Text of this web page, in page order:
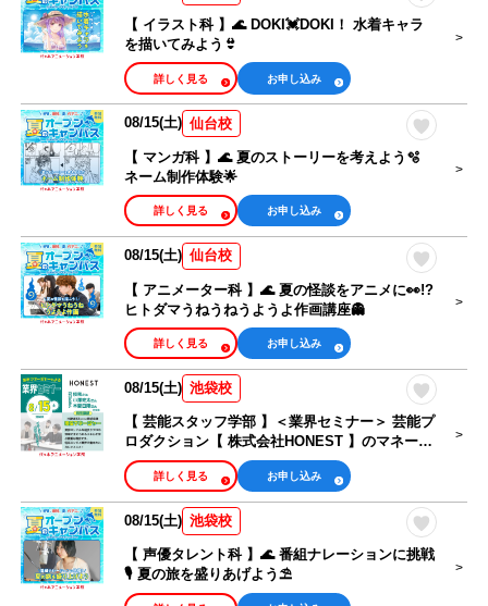
【 イラスト科 】🌊 DOKI💓DOKI！ 水着キャラ
を描いてみよう👙
お申し込み
詳しく見る
08/15(土) 仙台校
【 マンガ科 】🌊 夏のストーリーを考えよう🫧
ネーム制作体験🌟
お申し込み
詳しく見る
08/15(土) 仙台校
【 アニメーター科 】🌊 夏の怪談をアニメに👀!?
ヒトダマうねうねうようよ作画講座👻
お申し込み
詳しく見る
08/15(土) 池袋校
【 芸能スタッフ学部 】＜業界セミナー＞ 芸能プ
ロダクション【 株式会社HONEST 】のマネージ
ャーがゲスト出演！
お申し込み
詳しく見る
08/15(土) 池袋校
【 声優タレント科 】🌊 番組ナレーションに挑戦
🎙 夏の旅を盛りあげよう⛱